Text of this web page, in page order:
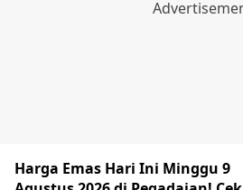
Harga Emas Hari Ini Minggu 9